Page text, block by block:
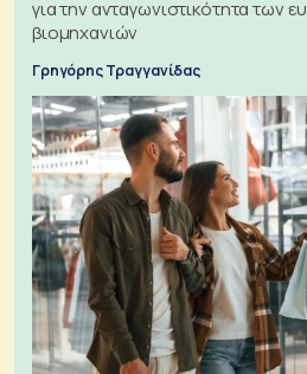
για την ανταγωνιστικότητα των
βιομηχανιών
Γρηγόρης Τραγγανίδας